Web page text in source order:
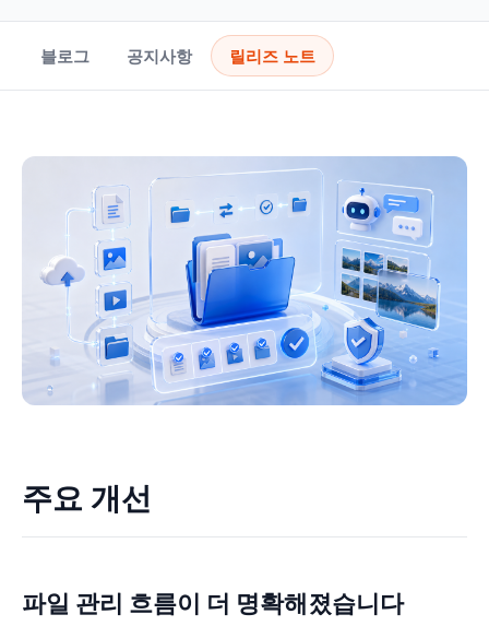
블로그 공지사항 릴리즈 노트
주요 개선
파일 관리 흐름이 더 명확해졌습니다